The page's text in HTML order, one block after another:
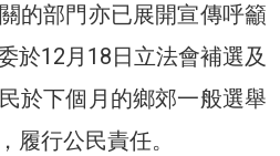
的部門亦已展開宣傳呼籲
於12月18日立法會補選及
於下個月的鄉郊一般選舉
履行公民責任。